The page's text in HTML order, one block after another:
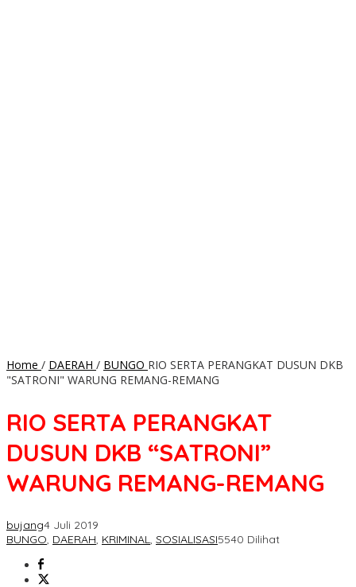
Home / DAERAH / BUNGO RIO SERTA PERANGKAT DUSUN DKB
"SATRONI" WARUNG REMANG-REMANG
RIO SERTA PERANGKAT
DUSUN DKB “SATRONI”
WARUNG REMANG-REMANG
bujang4 Juli 2019
BUNGO, DAERAH, KRIMINAL, SOSIALISASI5540 Dilihat